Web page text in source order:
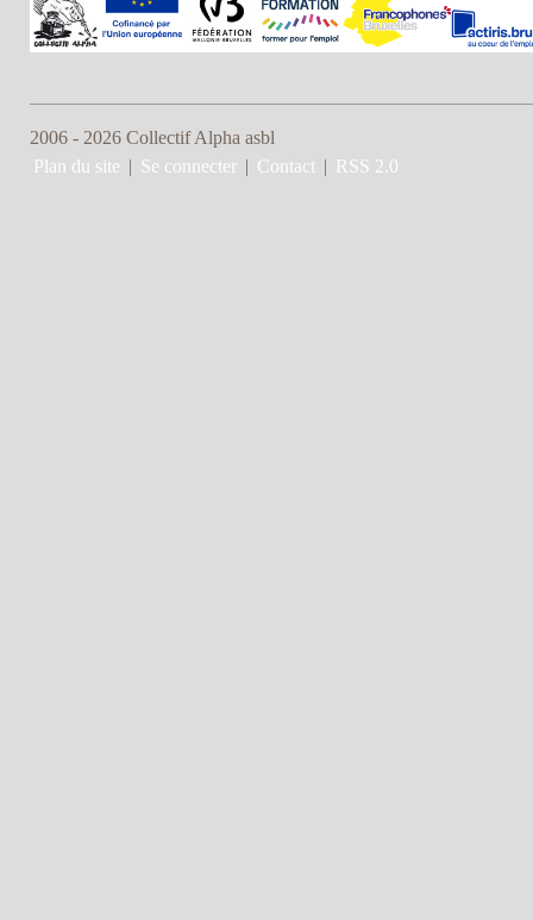
2006 - 2026 Collectif Alpha asbl
Plan du site | Se connecter | Contact | RSS 2.0